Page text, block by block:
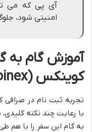
آی پی که می
امنیتی شود،
آموزش گام به
کوینکس (Coinex)
تجربه ثبت نام در
با رعایت چند نکته
به گام این سفر را با هم